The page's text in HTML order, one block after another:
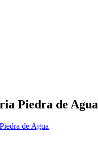
Piedra de Agua
de Agua